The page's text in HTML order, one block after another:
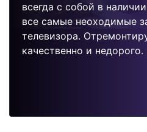
всегда с собой в
все самые неоходимые
телевизора.
качественно и недорого.